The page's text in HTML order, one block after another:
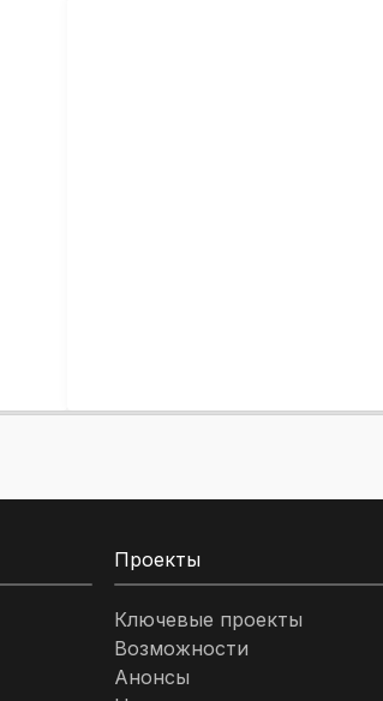
Проекты
Ключевые проекты
Возможности
Анонсы